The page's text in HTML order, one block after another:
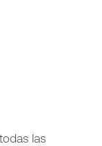
las